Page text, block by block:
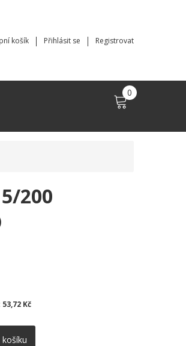
košík Přihlásit se Registrovat
0
200
53,72 Kč